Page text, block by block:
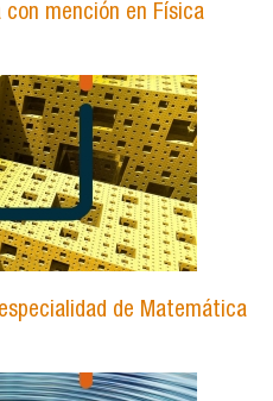
mención en Física
de Matemática